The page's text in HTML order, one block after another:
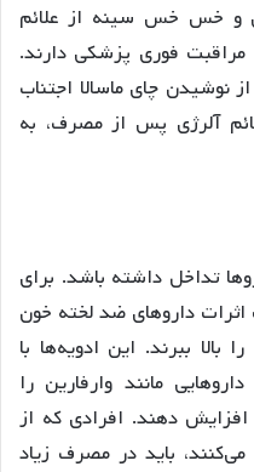
و خس خس سینه از علائم
فوری پزشکی دارند.
نوشیدن چای ماسالا اجتناب
آلرژی پس از مصرف، به
تداخل داشته باشد. برای
داروهای ضد لخته خون
ببرند. این ادویه‌ها با
مانند وارفارین را
دهند. افرادی که از
باید در مصرف زیاد